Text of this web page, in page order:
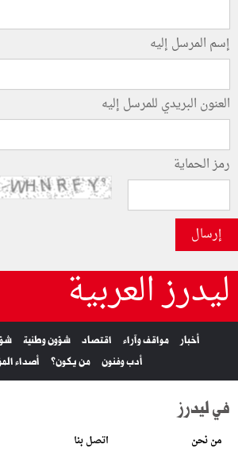
إسم المرسل إليه
العنون البريدي للمرسل إليه
رمز الحماية
إرسال
ليدرز العربية
أخبار مواقف وآراء اقتصاد شؤون وطنية
أدب وفنون
من يكون؟ أصداء
في ليدرز
من نحن اتصل بنا